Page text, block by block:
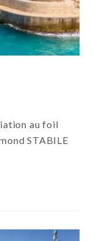
au foil
STABILE